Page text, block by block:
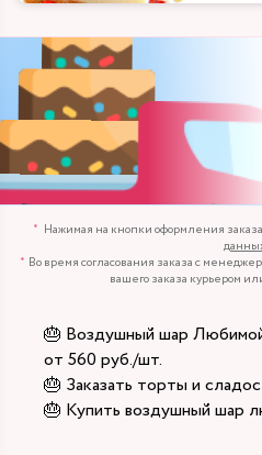
Нажимая на кнопки оформления
Во время согласования заказа с
вашего заказа курьером
🎂 Воздушный шар
от 560 руб./шт.
🎂 Заказать торты и
🎂 Купить воздушный шар